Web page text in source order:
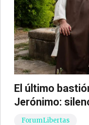
El último
Jerónimo:
ForumLibertas